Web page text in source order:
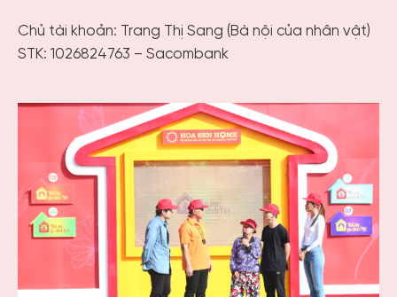
Chủ tài khoản: Trang Thị Sang (Bà nội của nhân vật)
STK: 1026824763 – Sacombank